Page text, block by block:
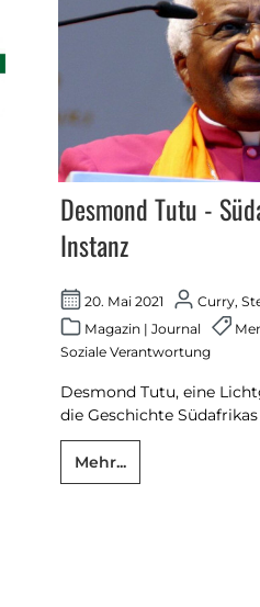
Desmond Tutu -
Instanz
20. Mai 2021
Curry,
Magazin| Journal
Soziale Verantwortung
Desmond Tutu, eine
die Geschichte
Mehr...